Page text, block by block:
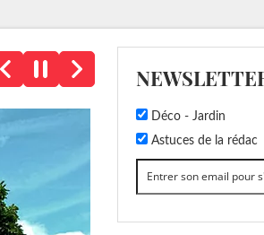
Déco - Jardin
Astuces de la rédac